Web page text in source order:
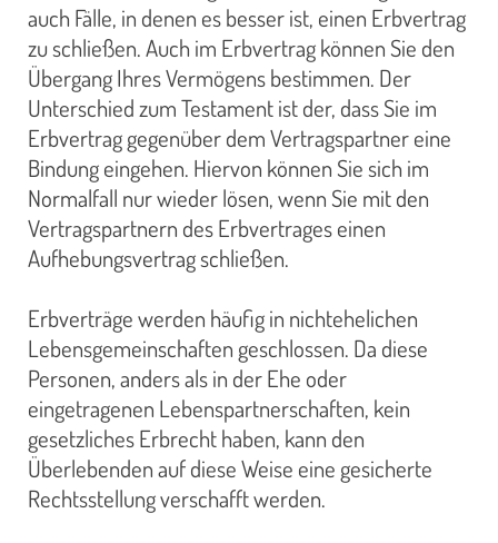
auch Fälle, in denen es besser ist, einen Erbvertrag
zu schließen. Auch im Erbvertrag können Sie den
Übergang Ihres Vermögens bestimmen. Der
Unterschied zum Testament ist der, dass Sie im
Erbvertrag gegenüber dem Vertragspartner eine
Bindung eingehen. Hiervon können Sie sich im
Normalfall nur wieder lösen, wenn Sie mit den
Vertragspartnern des Erbvertrages einen
Aufhebungsvertrag schließen.
Erbverträge werden häufig in nichtehelichen
Lebensgemeinschaften geschlossen. Da diese
Personen, anders als in der Ehe oder
eingetragenen Lebenspartnerschaften, kein
gesetzliches Erbrecht haben, kann den
Überlebenden auf diese Weise eine gesicherte
Rechtsstellung verschafft werden.